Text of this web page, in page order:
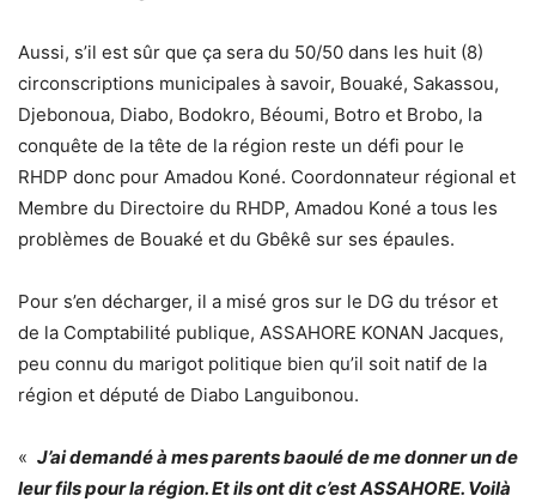
Aussi, s’il est sûr que ça sera du 50/50 dans les huit (8)
circonscriptions municipales à savoir, Bouaké, Sakassou,
Djebonoua, Diabo, Bodokro, Béoumi, Botro et Brobo, la
conquête de la tête de la région reste un défi pour le
RHDP donc pour Amadou Koné. Coordonnateur régional et
Membre du Directoire du RHDP, Amadou Koné a tous les
problèmes de Bouaké et du Gbêkê sur ses épaules.
Pour s’en décharger, il a misé gros sur le DG du trésor et
de la Comptabilité publique, ASSAHORE KONAN Jacques,
peu connu du marigot politique bien qu’il soit natif de la
région et député de Diabo Languibonou.
« J’ai demandé à mes parents baoulé de me donner un de
leur fils pour la région. Et ils ont dit c’est ASSAHORE. Voilà